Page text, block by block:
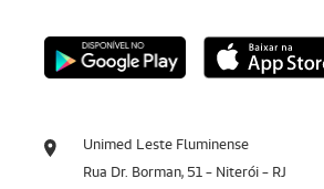
Unimed Leste Fluminense
Rua Dr. Borman, 51 - Niterói - RJ